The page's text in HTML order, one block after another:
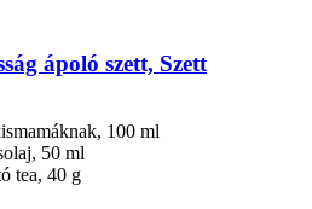
ápoló szett, Szett
100 ml
50 ml
tea, 40 g